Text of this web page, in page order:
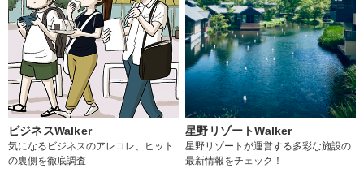
ビジネスWalker
気になるビジネスのアレコレ、ヒット
の裏側を徹底調査
星野リゾートWalker
星野リゾートが運営する多彩な施設の
最新情報をチェック！